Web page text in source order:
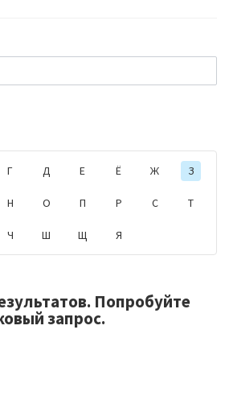
Г Д Е Ё Ж З
Н О П Р С Т
Ч Ш Щ Я
Попробуйте
запрос.